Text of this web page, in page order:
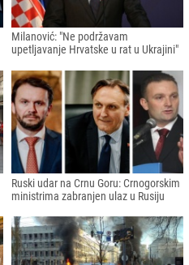
Milanović: "Ne podržavam
upetljavanje Hrvatske u rat u Ukrajini"
Ruski udar na Crnu Goru: Crnogorskim
ministrima zabranjen ulaz u Rusiju